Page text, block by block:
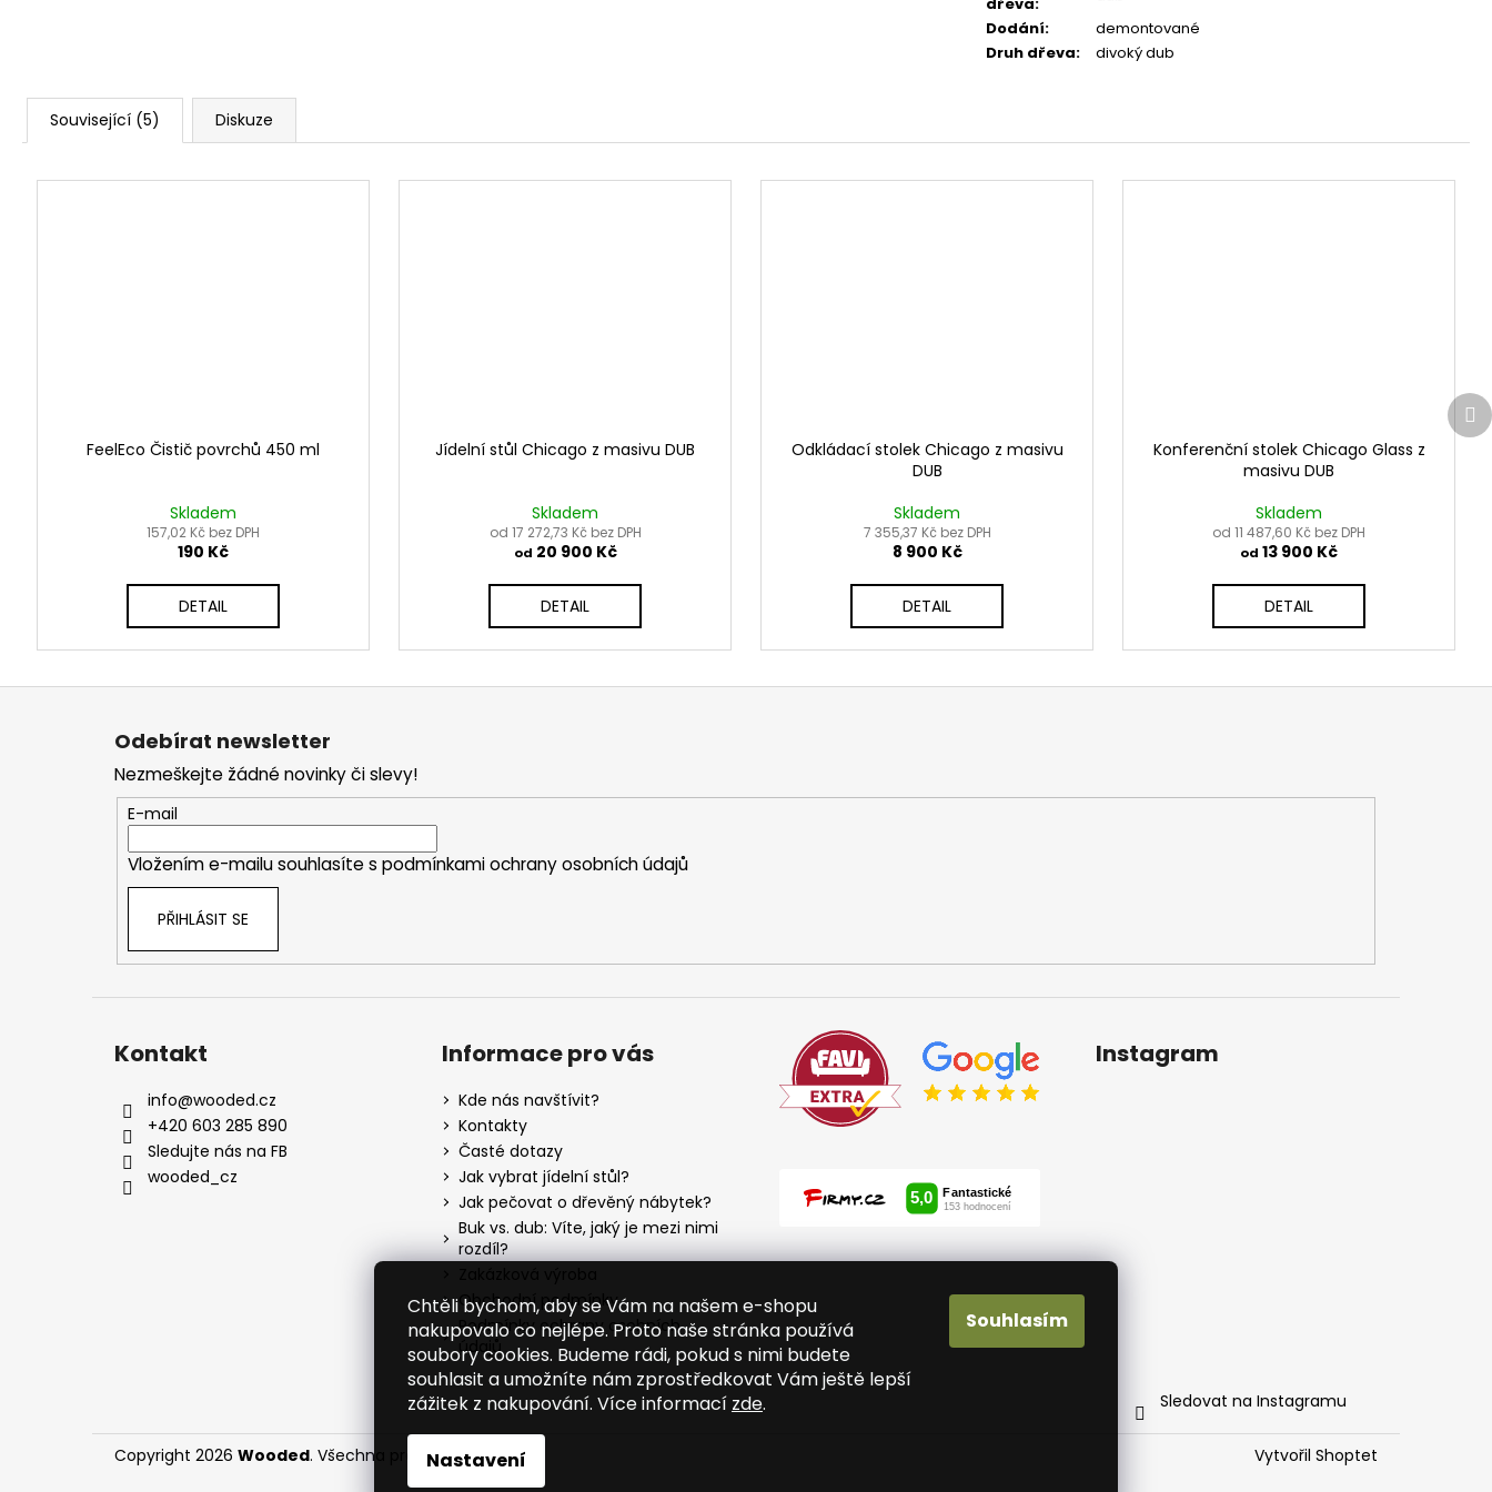
Chtěli bychom, aby se Vám na našem e-shopu
nakupovalo co nejlépe. Proto naše stránka používá
soubory cookies. Budeme rádi, pokud s nimi budete
souhlasit a umožníte nám zprostředkovat Vám ještě lepší
zážitek z nakupování. Více informací zde.
Nastavení
Souhlasím
Dodání:
demontované
Druh dřeva: divoký dub
Související (5) Diskuze
FeelEco Čistič povrchů 450 ml
Skladem
157,02 Kč bez DPH
190 Kč
DETAIL
Jídelní stůl Chicago z masivu DUB
Skladem
od 17 272,73 Kč bez DPH
od 20 900 Kč
DETAIL
Odkládací stolek Chicago z masivu
DUB
Skladem
7 355,37 Kč bez DPH
8 900 Kč
DETAIL
Konferenční stolek Chicago Glass z
masivu DUB
Skladem
od 11 487,60 Kč bez DPH
od 13 900 Kč
DETAIL
Odebírat newsletter
Nezmeškejte žádné novinky či slevy!
E-mail
Vložením e-mailu souhlasíte s podmínkami ochrany osobních údajů
PŘIHLÁSIT SE
Kontakt
info@wooded.cz
+420 603 285 890
Sledujte nás na FB
wooded_cz
Informace pro vás
Kde nás navštívit?
Kontakty
Časté dotazy
Jak vybrat jídelní stůl?
Jak pečovat o dřevěný nábytek?
Buk vs. dub: Víte, jaký je mezi nimi
rozdíl?
Obchodní podmínky
Podmínky ochrany osobních
údajů
Instagram
Sledovat na Instagramu
Vytvořil Shoptet
Copyright 2026 Wooded. Všechna práva vyhrazena.